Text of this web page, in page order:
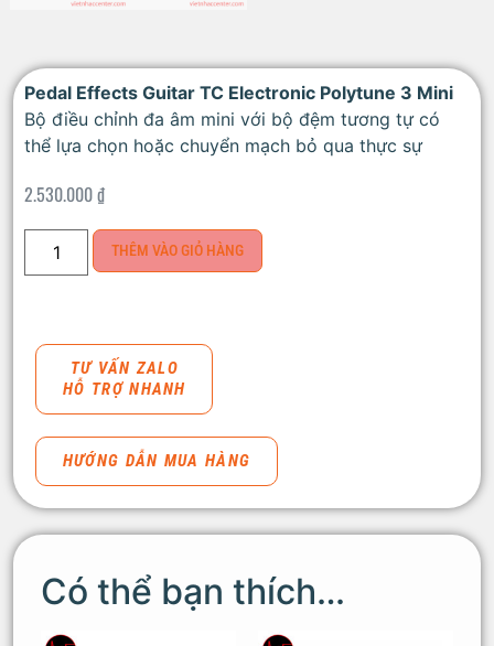
Pedal Effects Guitar TC Electronic Polytune 3 Mini
Bộ điều chỉnh đa âm mini với bộ đệm tương tự có
thể lựa chọn hoặc chuyển mạch bỏ qua thực sự
2.530.000₫
THÊM VÀO GIỎ HÀNG
TƯ VẤN ZALO
HỖ TRỢ NHANH
HƯỚNG DẪN MUA HÀNG
Có thể bạn thích…